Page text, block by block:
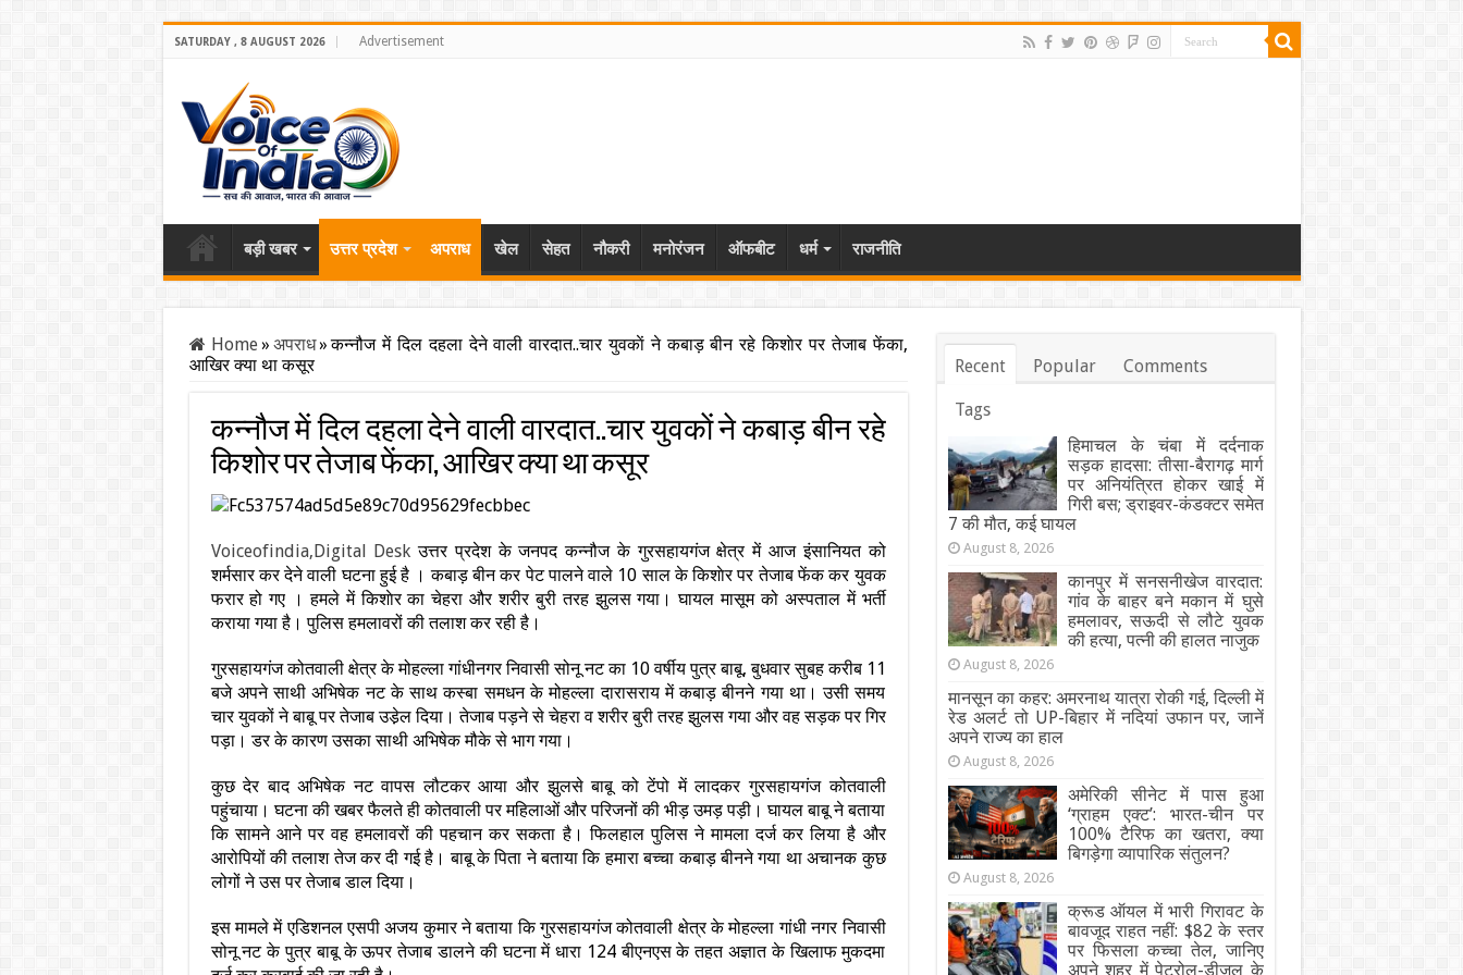
SATURDAY , 8 AUGUST 2026 Advertisement
बड़ी खबर उत्तर प्रदेश अपराध खेल सेहत नौकरी मनोरंजन ऑफबीट धर्म राजनीति
Home» अपराध» कन्नौज में दिल दहला देने वाली वारदात..चार युवकाें ने कबाड़ बीन रहे किशाेर पर तेजाब फेंका,
आखिर क्या था कसूर
कन्नौज में दिल दहला देने वाली वारदात..चार युवकाें ने कबाड़ बीन रहे
किशाेर पर तेजाब फेंका, आखिर क्या था कसूर
Voiceofindia,Digital Desk उत्तर प्रदेश के जनपद कन्नौज के गुरसहायगंज क्षेत्र में आज इंसानियत को
शर्मसार कर देने वाली घटना हुई है । कबाड़ बीन कर पेट पालने वाले 10 साल के किशाेर पर तेजाब फेंक कर युवक
फरार हो गए । हमले में किशाेर का चेहरा और शरीर बुरी तरह झुलस गया। घायल मासूम को अस्पताल में भर्ती
कराया गया है। पुलिस हमलावरों की तलाश कर रही है।
गुरसहायगंज कोतवाली क्षेत्र के मोहल्ला गांधीनगर निवासी सोनू नट का 10 वर्षीय पुत्र बाबू, बुधवार सुबह करीब 11
बजे अपने साथी अभिषेक नट के साथ कस्बा समधन के मोहल्ला दारासराय में कबाड़ बीनने गया था। उसी समय
चार युवकों ने बाबू पर तेजाब उडे़ल दिया। तेजाब पड़ने से चेहरा व शरीर बुरी तरह झुलस गया और वह सड़क पर गिर
पड़ा। डर के कारण उसका साथी अभिषेक मौके से भाग गया।
कुछ देर बाद अभिषेक नट वापस लौटकर आया और झुलसे बाबू को टेंपो में लादकर गुरसहायगंज कोतवाली
पहुंचाया। घटना की खबर फैलते ही कोतवाली पर महिलाओं और परिजनों की भीड़ उमड़ पड़ी। घायल बाबू ने बताया
कि सामने आने पर वह हमलावरों की पहचान कर सकता है। फिलहाल पुलिस ने मामला दर्ज कर लिया है और
आरोपियों की तलाश तेज कर दी गई है। बाबू के पिता ने बताया कि हमारा बच्चा कबाड़ बीनने गया था अचानक कुछ
लोगों ने उस पर तेजाब डाल दिया।
इस मामले में एडिशनल एसपी अजय कुमार ने बताया कि गुरसहायगंज कोतवाली क्षेत्र के मोहल्ला गांधी नगर निवासी
सोनू नट के पुत्र बाबू के ऊपर तेजाब डालने की घटना में धारा 124 बीएनएस के तहत अज्ञात के खिलाफ मुकदमा
Recent Popular Comments
Tags
हिमाचल के चंबा में दर्दनाक
सड़क हादसा: तीसा-बैरागढ़ मार्ग
पर अनियंत्रित होकर खाई में
गिरी बस; ड्राइवर-कंडक्टर समेत
7 की मौत, कई घायल
August 8, 2026
कानपुर में सनसनीखेज वारदात:
गांव के बाहर बने मकान में घुसे
हमलावर, सऊदी से लौटे युवक
की हत्या, पत्नी की हालत नाजुक
August 8, 2026
मानसून का कहर: अमरनाथ यात्रा रोकी गई, दिल्ली में
रेड अलर्ट तो UP-बिहार में नदियां उफान पर, जानें
अपने राज्य का हाल
August 8, 2026
अमेरिकी सीनेट में पास हुआ
‘ग्राहम एक्ट’: भारत-चीन पर
100% टैरिफ का खतरा, क्या
बिगड़ेगा व्यापारिक संतुलन?
August 8, 2026
क्रूड ऑयल में भारी गिरावट के
बावजूद राहत नहीं: $82 के स्तर
पर फिसला कच्चा तेल, जानिए
अपने शहर में पेट्रोल-डीजल के